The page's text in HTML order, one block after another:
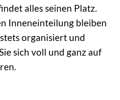
alles seinen Platz.
Inneneinteilung bleiben
organisiert und
sich voll und ganz auf